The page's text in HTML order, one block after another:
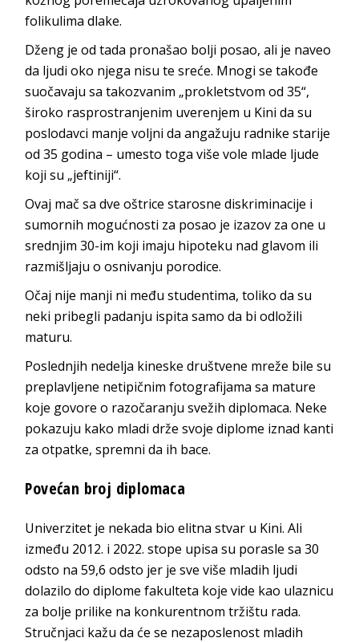
folikulima dlake.
Dženg je od tada pronašao bolji posao, ali je naveo
da ljudi oko njega nisu te sreće. Mnogi se takođe
suočavaju sa takozvanim „prokletstvom od 35“,
široko rasprostranjenim uverenjem u Kini da su
poslodavci manje voljni da angažuju radnike starije
od 35 godina – umesto toga više vole mlade ljude
koji su „jeftiniji“.
Ovaj mač sa dve oštrice starosne diskriminacije i
sumornih mogućnosti za posao je izazov za one u
srednjim 30-im koji imaju hipoteku nad glavom ili
razmišljaju o osnivanju porodice.
Očaj nije manji ni među studentima, toliko da su
neki pribegli padanju ispita samo da bi odložili
maturu.
Poslednjih nedelja kineske društvene mreže bile su
preplavljene netipičnim fotografijama sa mature
koje govore o razočaranju svežih diplomaca. Neke
pokazuju kako mladi drže svoje diplome iznad kanti
za otpatke, spremni da ih bace.
Povećan broj diplomaca
Univerzitet je nekada bio elitna stvar u Kini. Ali
između 2012. i 2022. stope upisa su porasle sa 30
odsto na 59,6 odsto jer je sve više mladih ljudi
dolazilo do diplome fakulteta koje vide kao ulaznicu
za bolje prilike na konkurentnom tržištu rada.
Stručnjaci kažu da će se nezaposlenost mladih